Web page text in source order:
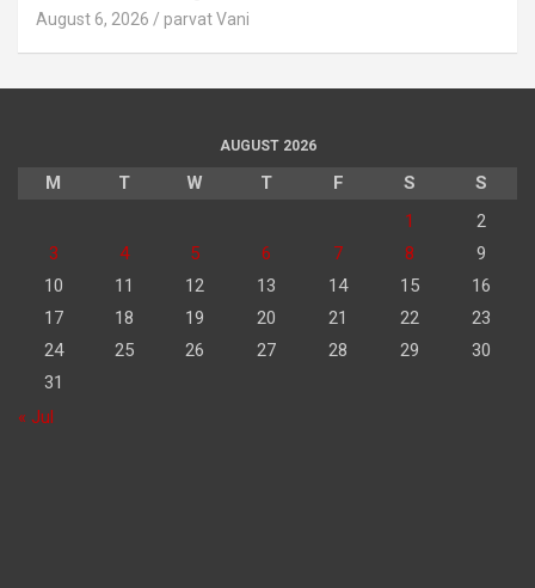
August 6, 2026 parvat Vani
AUGUST 2026
M T W T F S
S
1
2
3
4 5 6 7 8
9
10
11 12 13 14 15
16
17
18 19 20 21 22
23
24
25 26 27 28 29
30
31
« Jul